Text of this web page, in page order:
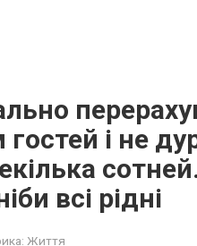
і не
всі рідні
Життя